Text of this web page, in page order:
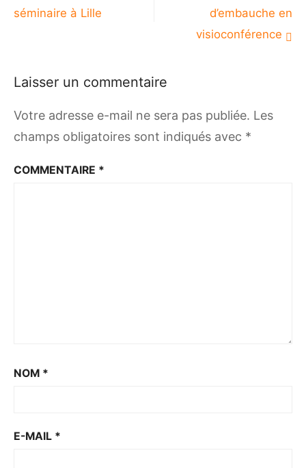
séminaire à Lille
d’embauche en
visioconférence
Laisser un commentaire
Votre adresse e-mail ne sera pas publiée. Les
champs obligatoires sont indiqués avec *
COMMENTAIRE *
NOM *
E-MAIL *